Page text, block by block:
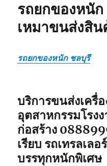
รถยกของหนั
เหมาขนส่งสิ
รถยกของหนัก ชลบุรี
บริการขนส่งเครื่
อุตสาหกรรมโรง
ก่อสร้าง
เรียบ รถเทรลเล
บรรทุกหนักพิเศษ